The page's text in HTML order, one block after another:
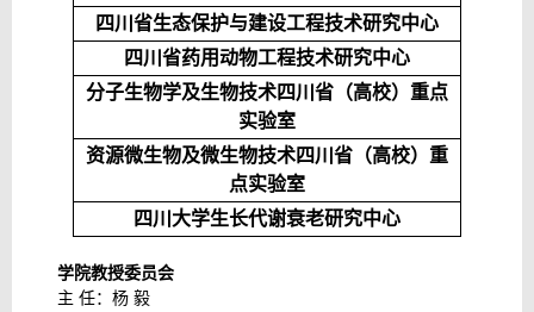
四川省生态保护与建设工程技术研究中心
四川省药用动物工程技术研究中心
分子生物学及生物技术四川省（高校）重点
实验室
资源微生物及微生物技术四川省（高校）重
点实验室
四川大学生长代谢衰老研究中心
学院教授委员会
主 任：杨 毅